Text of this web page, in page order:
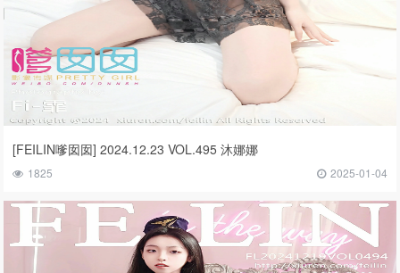
[FEILIN嗲囡囡] 2024.12.23 VOL.495 沐娜娜
1825 2025-01-04